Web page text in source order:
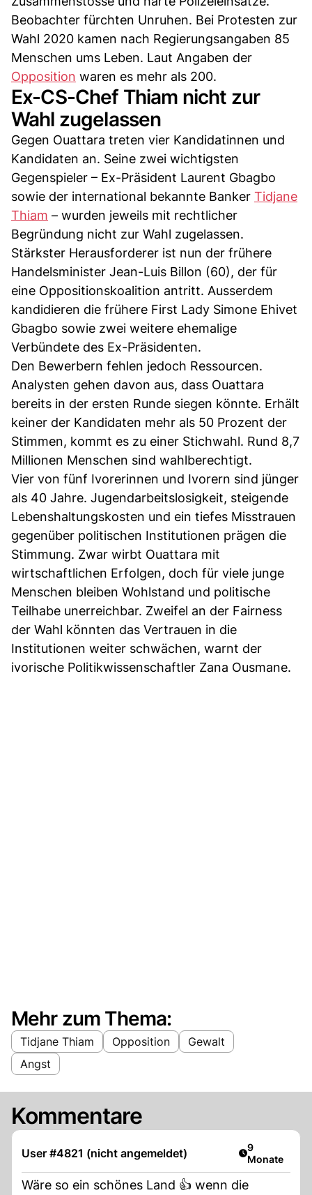
Beobachter fürchten Unruhen. Bei Protesten zur
Wahl 2020 kamen nach Regierungsangaben 85
Menschen ums Leben. Laut Angaben der
Opposition waren es mehr als 200.
Ex-CS-Chef Thiam nicht zur
Wahl zugelassen
Gegen Ouattara treten vier Kandidatinnen und
Kandidaten an. Seine zwei wichtigsten
Gegenspieler – Ex-Präsident Laurent Gbagbo
sowie der international bekannte Banker Tidjane
Thiam – wurden jeweils mit rechtlicher
Begründung nicht zur Wahl zugelassen.
Stärkster Herausforderer ist nun der frühere
Handelsminister Jean-Luis Billon (60), der für
eine Oppositionskoalition antritt. Ausserdem
kandidieren die frühere First Lady Simone Ehivet
Gbagbo sowie zwei weitere ehemalige
Verbündete des Ex-Präsidenten.
Den Bewerbern fehlen jedoch Ressourcen.
Analysten gehen davon aus, dass Ouattara
bereits in der ersten Runde siegen könnte. Erhält
keiner der Kandidaten mehr als 50 Prozent der
Stimmen, kommt es zu einer Stichwahl. Rund 8,7
Millionen Menschen sind wahlberechtigt.
Vier von fünf Ivorerinnen und Ivorern sind jünger
als 40 Jahre. Jugendarbeitslosigkeit, steigende
Lebenshaltungskosten und ein tiefes Misstrauen
gegenüber politischen Institutionen prägen die
Stimmung. Zwar wirbt Ouattara mit
wirtschaftlichen Erfolgen, doch für viele junge
Menschen bleiben Wohlstand und politische
Teilhabe unerreichbar. Zweifel an der Fairness
der Wahl könnten das Vertrauen in die
Institutionen weiter schwächen, warnt der
ivorische Politikwissenschaftler Zana Ousmane.
Mehr zum Thema:
Tidjane Thiam Opposition
Gewalt
Angst
Kommentare
User #4821 (nicht angemeldet) Artikel
9
Monate
Wäre so ein schönes Land 👍 wenn die